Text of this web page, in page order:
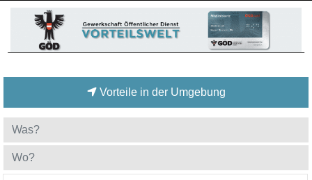
Vorteile in der Umgebung